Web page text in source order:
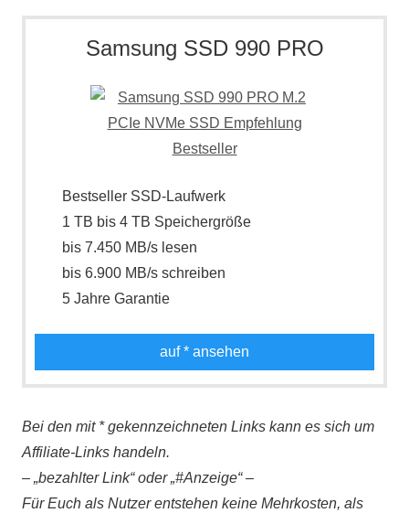
Samsung SSD 990 PRO
Bestseller SSD-Laufwerk
1 TB bis 4 TB Speichergröße
bis 7.450 MB/s lesen
bis 6.900 MB/s schreiben
5 Jahre Garantie
auf* ansehen
Bei den mit * gekennzeichneten Links kann es sich um
Affiliate-Links handeln.
– „bezahlter Link“ oder „#Anzeige“ –
Für Euch als Nutzer entstehen keine Mehrkosten, als